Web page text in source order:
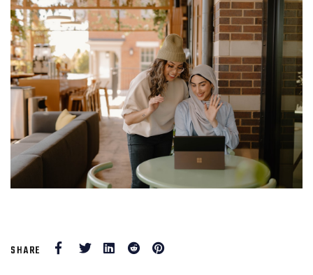
SHARE Facebook
TwitterLinkedIn
RedditPinterest